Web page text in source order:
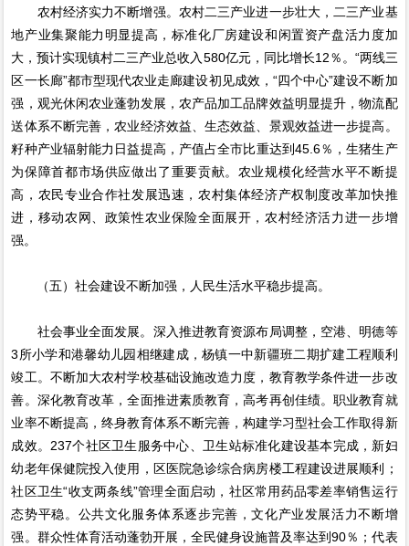
农村经济实力不断增强。农村二三产业进一步壮大，二三产业基
地产业集聚能力明显提高，标准化厂房建设和闲置资产盘活力度加
大，预计实现镇村二三产业总收入580亿元，同比增长12％。“两线三
区一长廊”都市型现代农业走廊建设初见成效，“四个中心”建设不断加
强，观光休闲农业蓬勃发展，农产品加工品牌效益明显提升，物流配
送体系不断完善，农业经济效益、生态效益、景观效益进一步提高。
籽种产业辐射能力日益提高，产值占全市比重达到45.6％，生猪生产
为保障首都市场供应做出了重要贡献。农业规模化经营水平不断提
高，农民专业合作社发展迅速，农村集体经济产权制度改革加快推
进，移动农网、政策性农业保险全面展开，农村经济活力进一步增
强。
（五）社会建设不断加强，人民生活水平稳步提高。
社会事业全面发展。深入推进教育资源布局调整，空港、明德等
3所小学和港馨幼儿园相继建成，杨镇一中新疆班二期扩建工程顺利
竣工。不断加大农村学校基础设施改造力度，教育教学条件进一步改
善。深化教育改革，全面推进素质教育，高考再创佳绩。职业教育就
业率不断提高，终身教育体系不断完善，构建学习型社会工作取得新
成效。237个社区卫生服务中心、卫生站标准化建设基本完成，新妇
幼老年保健院投入使用，区医院急诊综合病房楼工程建设进展顺利；
社区卫生“收支两条线”管理全面启动，社区常用药品零差率销售运行
态势平稳。公共文化服务体系逐步完善，文化产业发展活力不断增
强。群众性体育活动蓬勃开展，全民健身设施普及率达到90％；代表